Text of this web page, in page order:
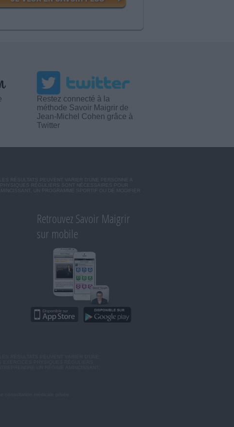
Restez connecté à la
méthode Savoir Maigrir de
Jean-Michel Cohen grâce à
Twitter
RÉSULTATS PEUVENT VARIER D'UNE PERSONNE A
RÉGULIERS SONT NÉCESSAIRES POUR
UN PROGRAMME SPORTIF OU DE MODIFIER
Retrouvez Savoir Maigrir
sur mobile